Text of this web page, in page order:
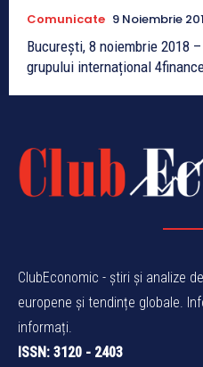
Comunicate 9 Noiembrie
București, 8 noiembrie 2018
grupului internațional
ClubEconomic - știri și analize
europene și tendințe globale.
informați.
ISSN: 3120 - 2403